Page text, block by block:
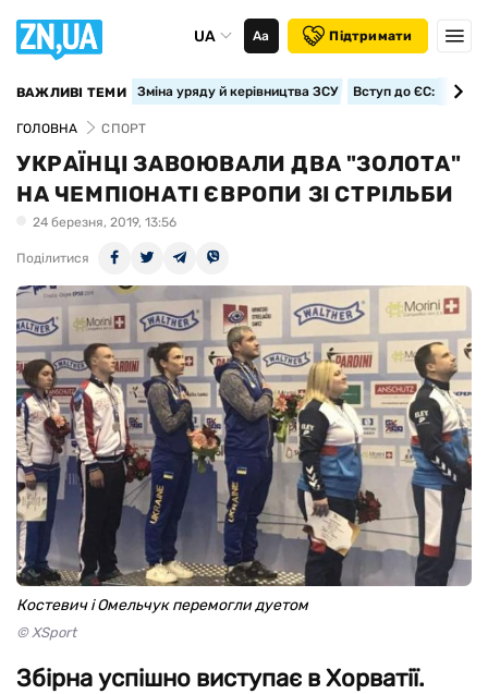
UA Аа Підтримати
ВАЖЛИВІ ТЕМИ Зміна уряду й керівництва ЗСУ Вступ до ЄС:
ГОЛОВНА СПОРТ
УКРАЇНЦІ ЗАВОЮВАЛИ ДВА "ЗОЛОТА"
НА ЧЕМПІОНАТІ ЄВРОПИ ЗІ СТРІЛЬБИ
24 березня, 2019, 13:56
Поділитися
Костевич і Омельчук перемогли дуетом
© XSport
Збірна успішно виступає в Хорватії.